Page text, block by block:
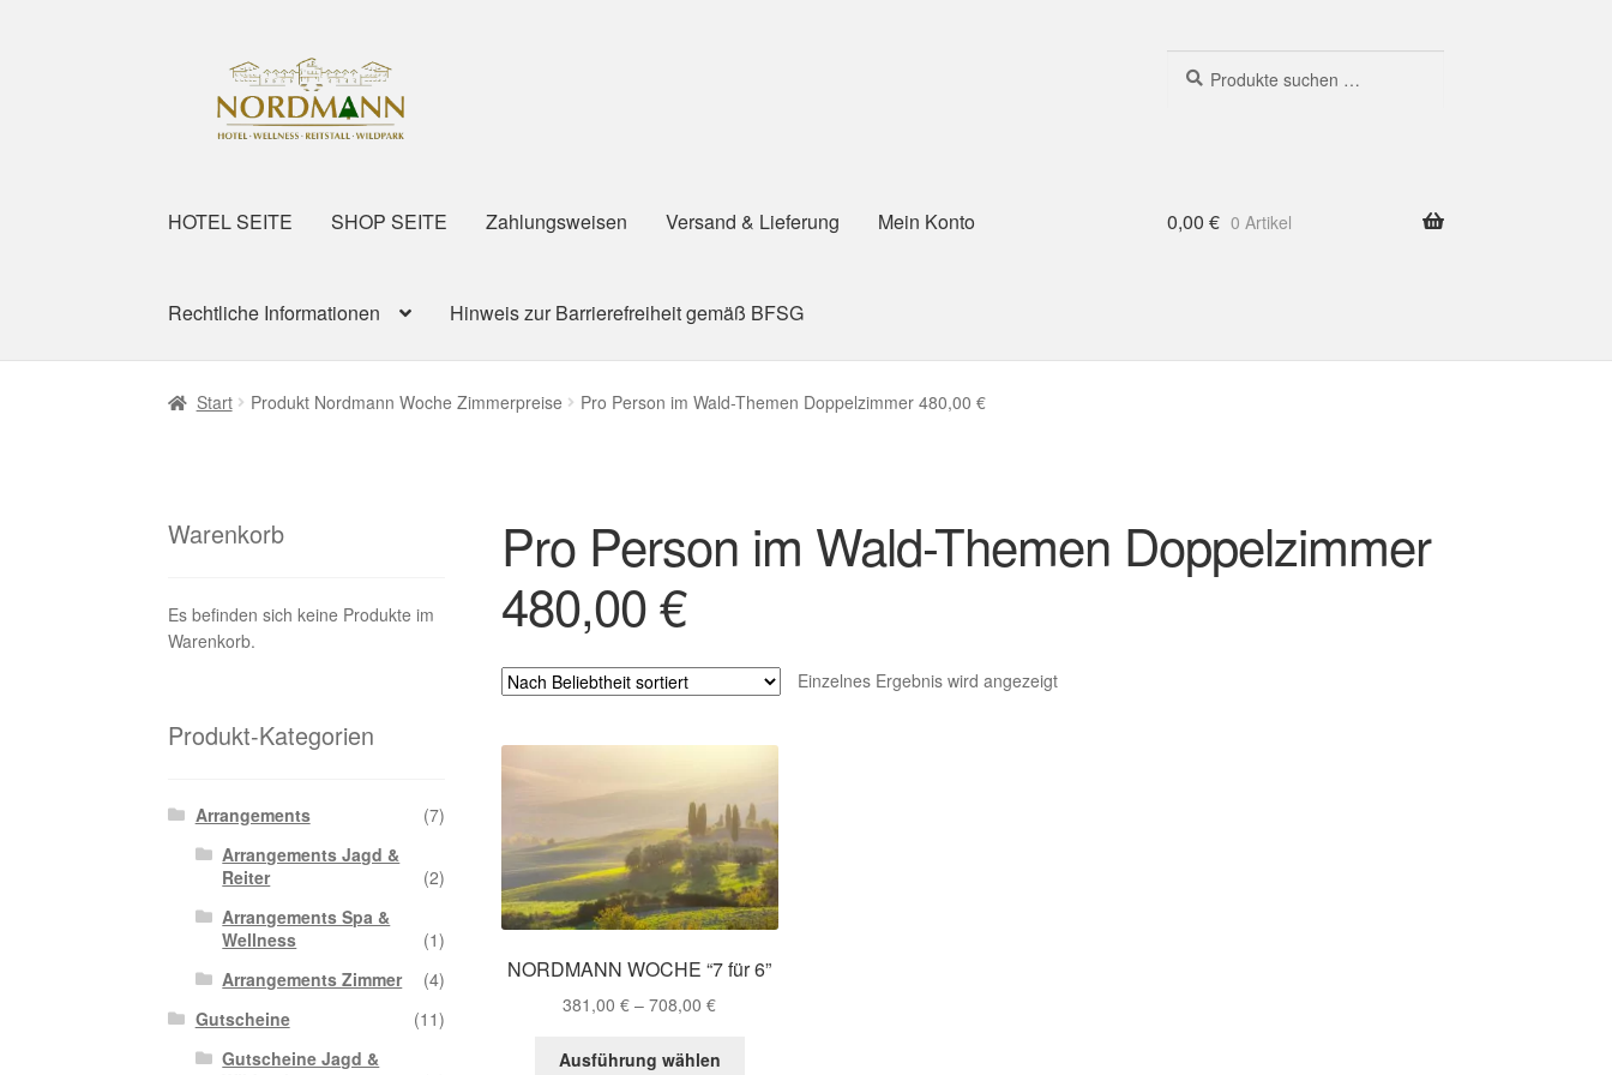
Navigation
springen
springen
nach:
HOTEL SEITE SHOP SEITE Zahlungsweisen Versand & Lieferung Mein Konto
Rechtliche Informationen Hinweis zur Barrierefreiheit gemäß BFSG
0,00 € 0 Artikel
Start Produkt Nordmann Woche Zimmerpreise Pro Person im Wald-Themen Doppelzimmer 480,00 €
Pro Person im Wald-Themen Doppelzimmer
480,00 €
Einzelnes Ergebnis wird angezeigt
NORDMANN WOCHE “7 für 6”
381,00€ –708,00€
Ausführung wählen
Warenkorb
Es befinden sich keine Produkte im
Warenkorb.
Produkt-Kategorien
Arrangements
(7)
Arrangements Jagd &
Reiter
(2)
Arrangements Spa &
Wellness
(1)
Arrangements Zimmer
(4)
Gutscheine
(11)
Gutscheine Jagd &